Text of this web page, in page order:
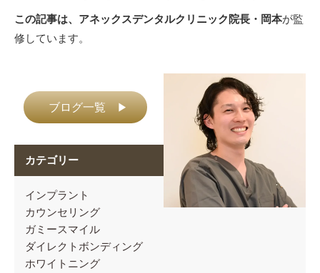
この記事は、アネックスデンタルクリニック院長・岡本が監
修しています。
ブログ一覧 ▶
カテゴリー
インプラント
カウンセリング
ガミースマイル
ダイレクトボンディング
ホワイトニング